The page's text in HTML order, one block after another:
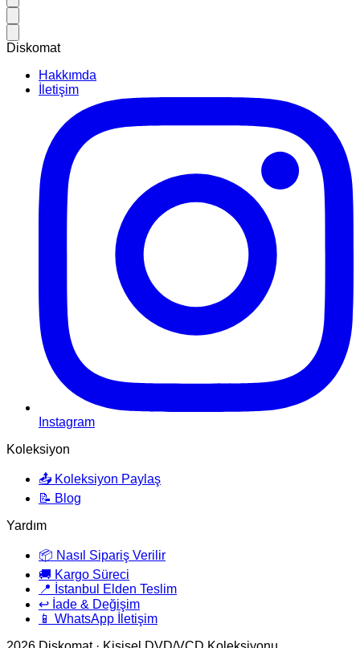
Diskomat
Hakkımda
İletişim
Instagram
Koleksiyon
📤 Koleksiyon Paylaş
📝 Blog
Yardım
📦 Nasıl Sipariş Verilir
🚚 Kargo Süreci
📍 İstanbul Elden Teslim
↩️ İade & Değişim
📱 WhatsApp İletişim